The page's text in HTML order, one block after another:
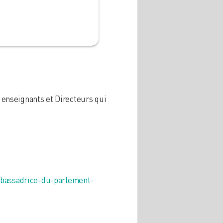
et Directeurs qui
du-parlement-